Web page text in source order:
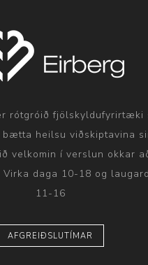
rótgróið fjölskyldufyrirtæki
heilsu viðskiptavina
velkomin í verslun okkar
Virka daga 10-18 og
11-16
AFGREIÐSLUTÍMAR